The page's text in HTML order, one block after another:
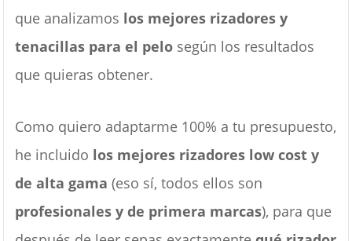
que analizamos los mejores rizadores y
tenacillas para el pelosegún los resultados
que quieras obtener.
Como quiero adaptarme 100% a tu presupuesto,
he incluido los mejores rizadores low cost y
de alta gama (eso sí, todos ellos son
profesionales y de primera marcas), para que